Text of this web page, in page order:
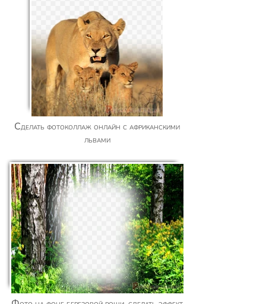
Сделать фотоколлаж онлайн с африканскими
львами